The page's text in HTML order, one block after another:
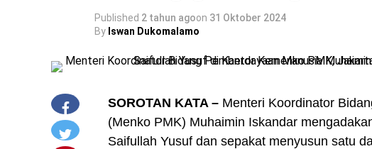
Published 2 tahun agoon 31 Oktober 2024
By Iswan Dukomalamo
SOROTAN KATA – Menteri Koordinator
(Menko PMK) Muhaimin Iskandar
Saifullah Yusuf dan sepakat menyusun satu